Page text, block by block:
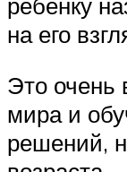
на его
Это очень
мира и
решений,